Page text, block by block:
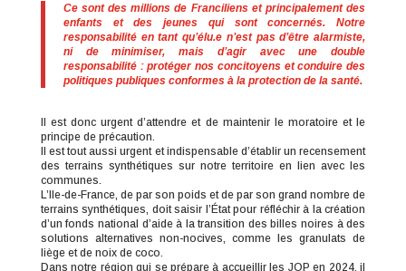
Ce sont des millions de Franciliens et principalement des
enfants et des jeunes qui sont concernés. Notre
responsabilité en tant qu’élu.e n’est pas d’être alarmiste,
ni de minimiser, mais d’agir avec une double
responsabilité : protéger nos concitoyens et conduire des
politiques publiques conformes à la protection de la santé.
Il est donc urgent d’attendre et de maintenir le moratoire et le
principe de précaution.
Il est tout aussi urgent et indispensable d’établir un recensement
des terrains synthétiques sur notre territoire en lien avec les
communes.
L’Ile-de-France, de par son poids et de par son grand nombre de
terrains synthétiques, doit saisir l’État pour réfléchir à la création
d’un fonds national d’aide à la transition des billes noires à des
solutions alternatives non-nocives, comme les granulats de
liège et de noix de coco.
Dans notre région qui se prépare à accueillir les JOP en 2024, il